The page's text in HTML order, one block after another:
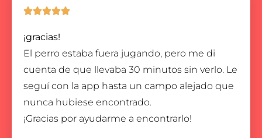

¡gracias!
El perro estaba fuera jugando, pero me di
cuenta de que llevaba 30 minutos sin verlo. Le
seguí con la app hasta un campo alejado que
nunca hubiese encontrado.
¡Gracias por ayudarme a encontrarlo!